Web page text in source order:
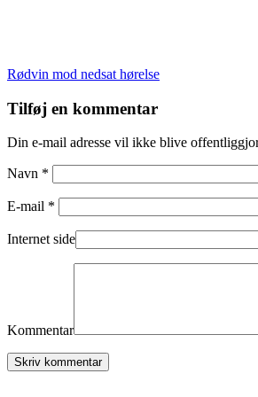
Indlægsnavigation
Rødvin mod nedsat hørelse
Tilføj en kommentar
Din e-mail adresse vil ikke blive
Navn *
E-mail *
Internet side
Kommentar